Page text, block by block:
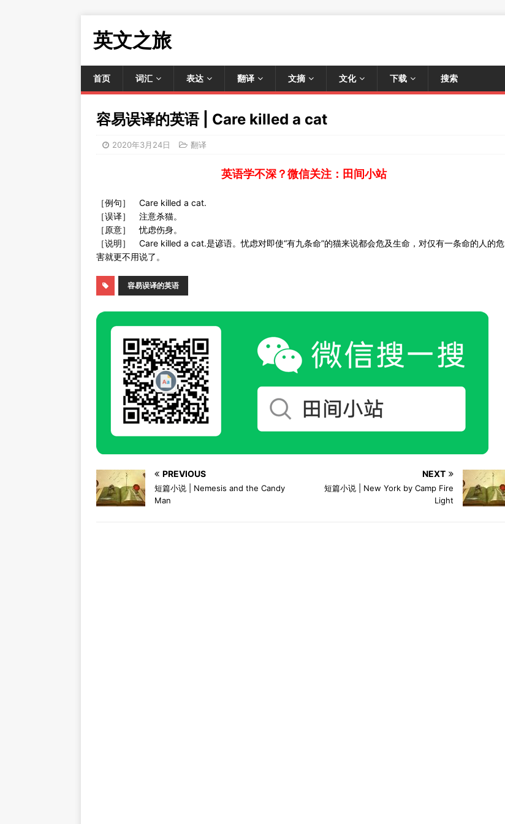
英文之旅
首页 词汇 表达 翻译 文摘 文化 下载 搜索
容易误译的英语 | Care killed a cat
2020年3月24日 翻译
英语学不深？微信关注：田间小站
［例句］ Care killed a cat.
［误译］ 注意杀猫。
［原意］ 忧虑伤身。
［说明］ Care killed a cat.是谚语。忧虑对即使“有九条命”的猫来说都会危及生命，对仅有一条命的人的危
害就更不用说了。
容易误译的英语
PREVIOUS
短篇小说 | Nemesis and the Candy
Man
NEXT
短篇小说 | New York by Camp Fire
Light